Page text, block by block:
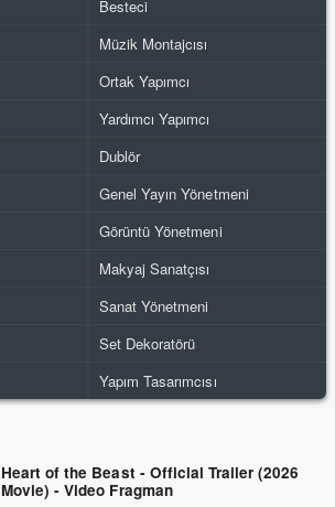
Besteci
Müzik Montajcısı
Ortak Yapımcı
Yardımcı Yapımcı
Dublör
Genel Yayın Yönetmeni
Görüntü Yönetmeni
Makyaj Sanatçısı
Sanat Yönetmeni
Set Dekoratörü
Yapım Tasarımcısı
Heart of the Beast - Official Trailer (2026
Movie) - Video Fragman